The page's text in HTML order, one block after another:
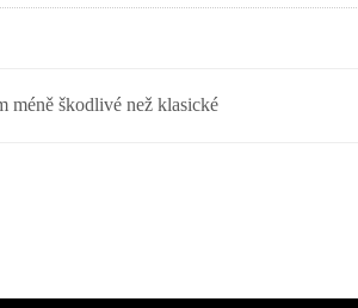
méně škodlivé než klasické